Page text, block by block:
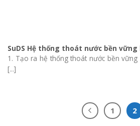
SuDS Hệ thống thoát nước bền vững
1. Tạo ra hệ thống thoát nước bền vững
[...]
1 2